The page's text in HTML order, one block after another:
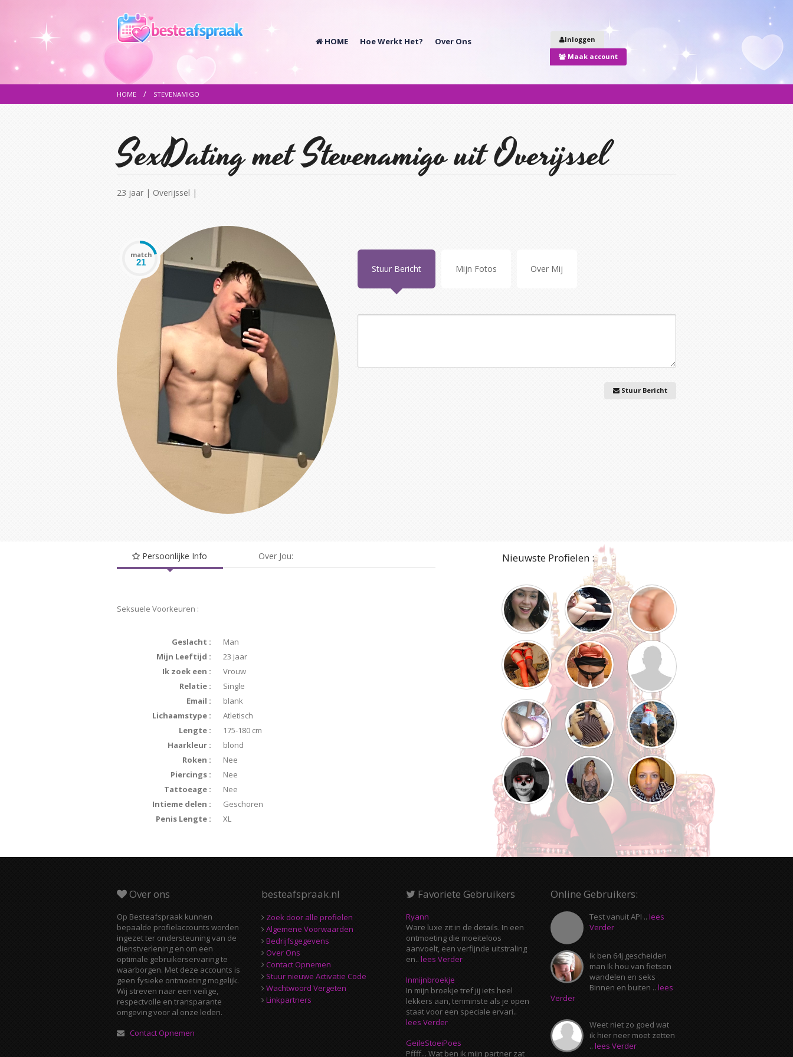
HOME Hoe Werkt Het? Over Ons
Inloggen
Maak account
HOME STEVENAMIGO
SexDating met Stevenamigo uit Overijssel
23 jaar | Overijssel |
match
Stuur Bericht Mijn Fotos Over Mij
Stuur Bericht
Persoonlijke Info Over Jou:
Seksuele Voorkeuren :
Geslacht :
Man
Mijn Leeftijd :
23 jaar
Ik zoek een :
Vrouw
Relatie :
Single
Email :
blank
Lichaamstype :
Atletisch
Lengte :
175-180 cm
Haarkleur :
blond
Roken :
Nee
Piercings :
Nee
Tattoeage :
Nee
Intieme delen :
Geschoren
Penis Lengte :
XL
Nieuwste Profielen :
Over ons
Op Besteafspraak kunnen
bepaalde profielaccounts worden
ingezet ter ondersteuning van de
dienstverlening en om een
optimale gebruikerservaring te
waarborgen. Met deze accounts is
geen fysieke ontmoeting mogelijk.
Wij streven naar een veilige,
respectvolle en transparante
omgeving voor al onze leden.
Contact Opnemen
besteafspraak.nl
Zoek door alle profielen
Algemene Voorwaarden
Bedrijfsgegevens
Over Ons
Contact Opnemen
Stuur nieuwe Activatie Code
Wachtwoord Vergeten
Linkpartners
Favoriete Gebruikers
Ryann
Ware luxe zit in de details. In een
ontmoeting die moeiteloos
aanvoelt, een verfijnde uitstraling
en.. lees Verder
Inmijnbroekje
In mijn broekje tref jij iets heel
lekkers aan, tenminste als je open
staat voor een speciale ervari..
lees Verder
GeileStoeiPoes
Pffff... Wat ben ik mijn partner zat
Online Gebruikers:
Test vanuit API .. lees
Verder
Ik ben 64j gescheiden
man Ik hou van fietsen
wandelen en seks
Binnen en buiten .. lees
Verder
Weet niet zo goed wat
ik hier neer moet zetten
.. lees Verder